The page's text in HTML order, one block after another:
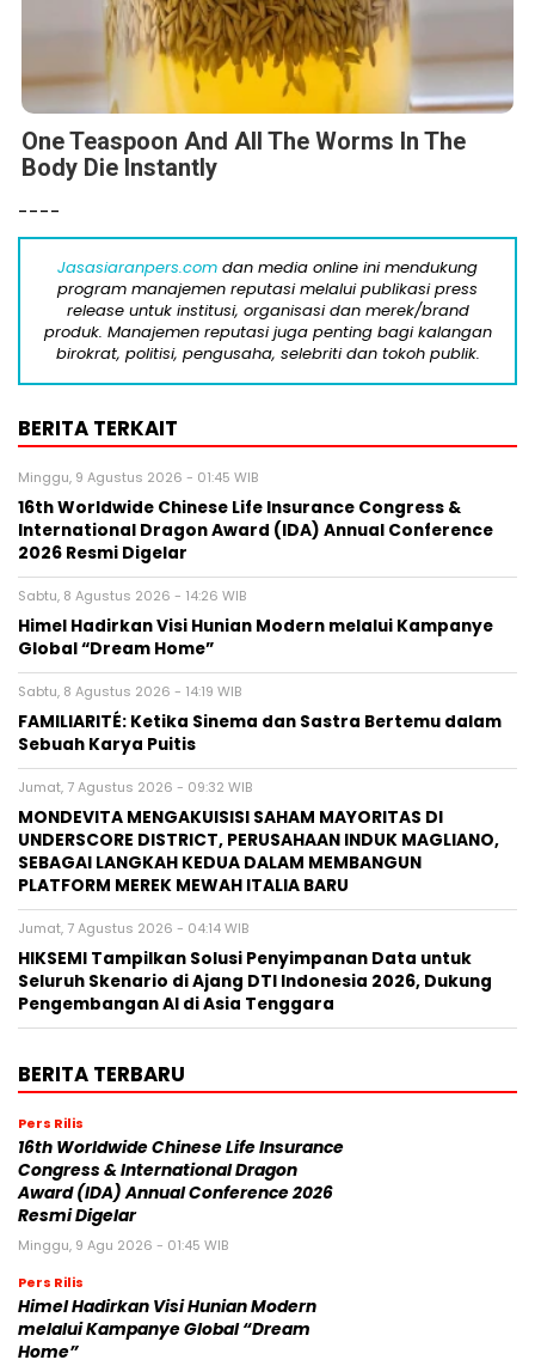
One Teaspoon And All The Worms In The
Body Die Instantly
----
Jasasiaranpers.com dan media online ini mendukung
program manajemen reputasi melalui publikasi press
release untuk institusi, organisasi dan merek/brand
produk. Manajemen reputasi juga penting bagi kalangan
birokrat, politisi, pengusaha, selebriti dan tokoh publik.
BERITA TERKAIT
Minggu, 9 Agustus 2026 - 01:45 WIB
16th Worldwide Chinese Life Insurance Congress &
International Dragon Award (IDA) Annual Conference
2026 Resmi Digelar
Sabtu, 8 Agustus 2026 - 14:26 WIB
Himel Hadirkan Visi Hunian Modern melalui Kampanye
Global “Dream Home”
Sabtu, 8 Agustus 2026 - 14:19 WIB
FAMILIARITÉ: Ketika Sinema dan Sastra Bertemu dalam
Sebuah Karya Puitis
Jumat, 7 Agustus 2026 - 09:32 WIB
MONDEVITA MENGAKUISISI SAHAM MAYORITAS DI
UNDERSCORE DISTRICT, PERUSAHAAN INDUK MAGLIANO,
SEBAGAI LANGKAH KEDUA DALAM MEMBANGUN
PLATFORM MEREK MEWAH ITALIA BARU
Jumat, 7 Agustus 2026 - 04:14 WIB
HIKSEMI Tampilkan Solusi Penyimpanan Data untuk
Seluruh Skenario di Ajang DTI Indonesia 2026, Dukung
Pengembangan AI di Asia Tenggara
BERITA TERBARU
Pers Rilis
16th Worldwide Chinese Life Insurance
Congress & International Dragon
Award (IDA) Annual Conference 2026
Resmi Digelar
Minggu, 9 Agu 2026 - 01:45 WIB
Pers Rilis
Himel Hadirkan Visi Hunian Modern
melalui Kampanye Global “Dream
Home”